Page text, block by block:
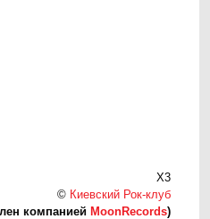
X3
© Киевский Рок-клуб
компанией MoonRecords)